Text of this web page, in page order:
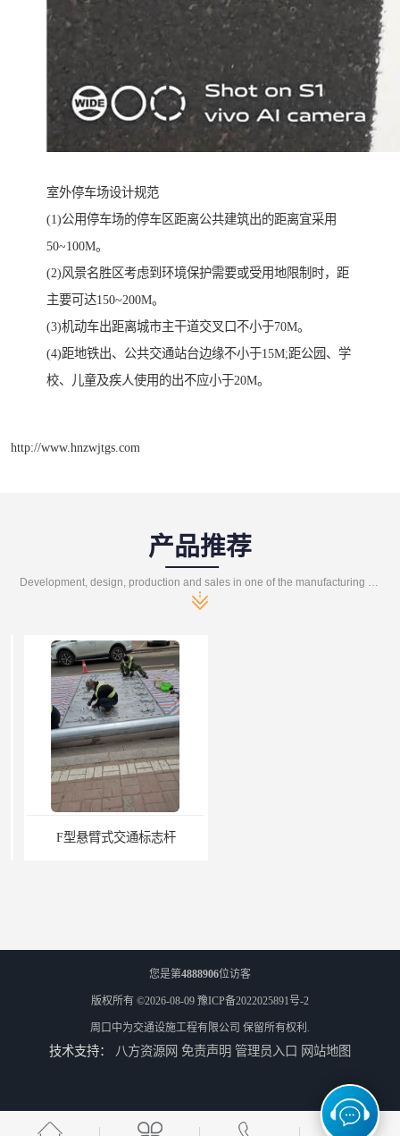
室外停车场设计规范
(1)公用停车场的停车区距离公共建筑出的距离宜采用
50~100M。
(2)风景名胜区考虑到环境保护需要或受用地限制时，距
主要可达150~200M。
(3)机动车出距离城市主干道交叉口不小于70M。
(4)距地铁出、公共交通站台边缘不小于15M;距公园、学
校、儿童及疾人使用的出不应小于20M。
http://www.hnzwjtgs.com
产品推荐
F型悬臂式交通标志杆
您是第4888906位访客
版权所有 ©2026-08-09 豫ICP备2022025891号-2
周口中为交通设施工程有限公司 保留所有权利.
技术支持： 八方资源网 免责声明 管理员入口 网站地图